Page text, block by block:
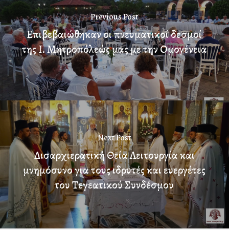
Previous Post
Επιβεβαιώθηκαν οι πνευματικοί δεσμοί
της Ι. Μητροπόλεώς μας με την Ομογένεια
Next Post
Δισαρχιερατική Θεία Λειτουργία και
μνημόσυνο για τους ιδρυτές και ευεργέτες
του Τεγεατικού Συνδέσμου